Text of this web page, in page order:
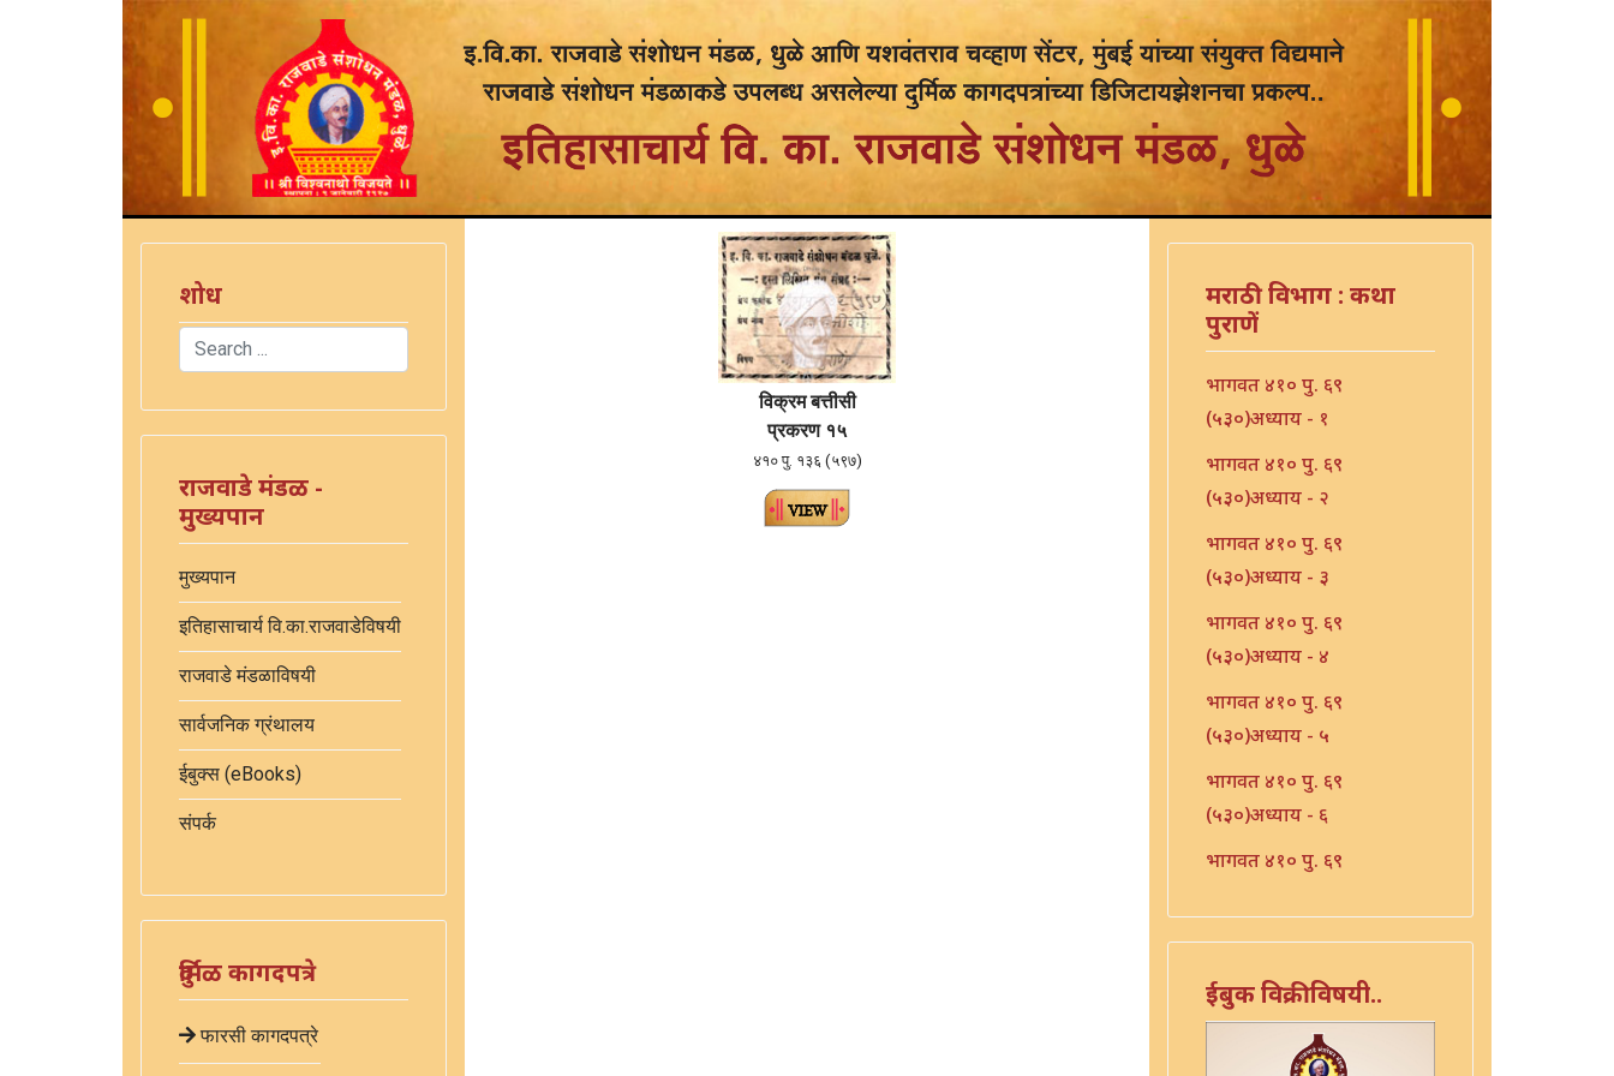
शोध
Search
राजवाडे मंडळ -
मुख्यपान
मुख्यपान
इतिहासाचार्य वि.का.राजवाडेविषयी
राजवाडे मंडळाविषयी
सार्वजनिक ग्रंथालय
ईबुक्स (eBooks)
संपर्क
दुर्मिळ कागदपत्रे
फारसी कागदपत्रे
विक्रम बत्तीसी
प्रकरण १५
४१० पु. १३६ (५९७)
मराठी विभाग : कथा
पुराणें
भागवत ४१० पु. ६९
(५३०)अध्याय - १
भागवत ४१० पु. ६९
(५३०)अध्याय - २
भागवत ४१० पु. ६९
(५३०)अध्याय - ३
भागवत ४१० पु. ६९
(५३०)अध्याय - ४
भागवत ४१० पु. ६९
(५३०)अध्याय - ५
भागवत ४१० पु. ६९
(५३०)अध्याय - ६
भागवत ४१० पु. ६९
भारत - ४१० पु १०६ (५६७)
भारत - ४१० पु १०८(५६९)
भारत ४१० पु. ९०(५५१)
ईबुक विक्रीविषयी..